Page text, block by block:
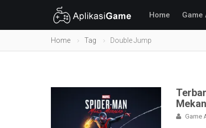
Home Game
Home Tag Double Jump
Game